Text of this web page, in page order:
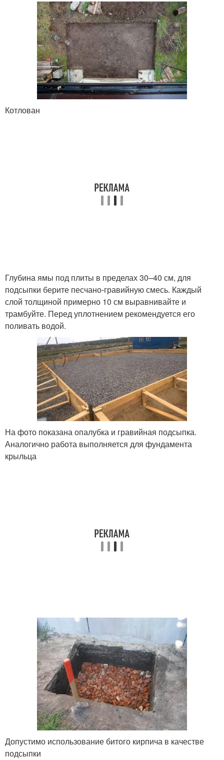
Котлован
Глубина ямы под плиты в пределах 30–40 см, для
подсыпки берите песчано-гравийную смесь. Каждый
слой толщиной примерно 10 см выравнивайте и
трамбуйте. Перед уплотнением рекомендуется его
поливать водой.
На фото показана опалубка и гравийная подсыпка.
Аналогично работа выполняется для фундамента
крыльца
Допустимо использование битого кирпича в качестве
подсыпки